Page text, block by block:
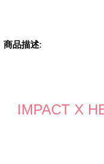
商品描述:
IMPACT X